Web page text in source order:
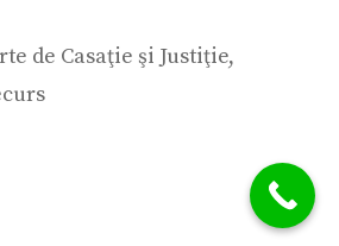
de Casaţie şi Justiţie,